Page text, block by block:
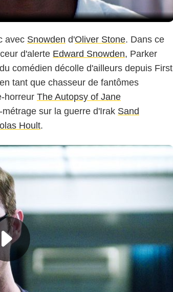
avec Snowden d'Oliver Stone. Dans ce
d'alerte Edward Snowden, Parker
comédien décolle d'ailleurs depuis First
tant que chasseur de fantômes
horreur The Autopsy of Jane
sur la guerre d'Irak Sand
Hoult.